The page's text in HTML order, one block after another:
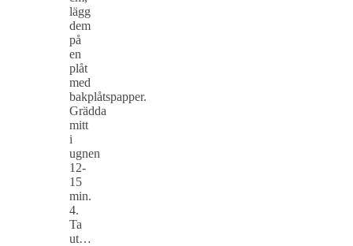
lägg
dem
på
en
plåt
med
bakplåtspapper.
Grädda
mitt
i
ugnen
12-
15
min.
4.
Ta
ut…